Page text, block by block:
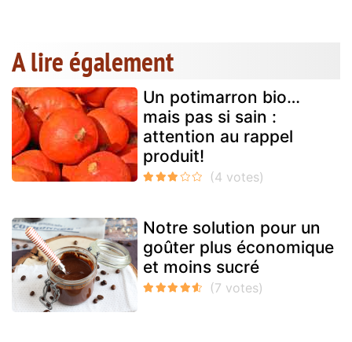
A lire également
Un potimarron bio…
mais pas si sain :
attention au rappel
produit!
Notre solution pour un
goûter plus économique
et moins sucré